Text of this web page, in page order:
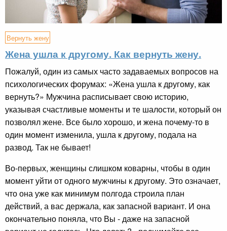
Вернуть жену
Жена ушла к другому. Как вернуть жену.
Пожалуй, один из самых часто задаваемых вопросов на
психологических форумах: «Жена ушла к другому, как
вернуть?» Мужчина расписывает свою историю,
указывая счастливые моменты и те шалости, который он
позволял жене. Все было хорошо, и жена почему-то в
один момент изменила, ушла к другому, подала на
развод. Так не бывает!
Во-первых, женщины слишком коварны, чтобы в один
момент уйти от одного мужчины к другому. Это означает,
что она уже как минимум полгода строила план
действий, а вас держала, как запасной вариант. И она
окончательно поняла, что Вы - даже на запасной